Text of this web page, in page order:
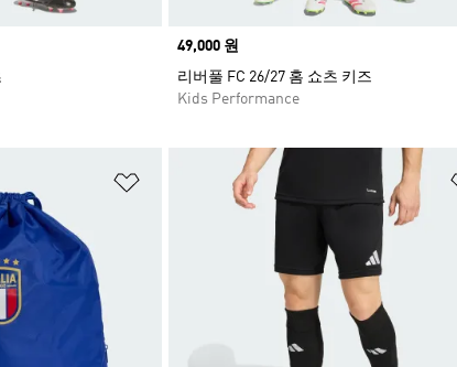
Price
49,000 원
리버풀 FC 26/27 홈 쇼츠 키즈
Kids Performance
위시리스트 담기